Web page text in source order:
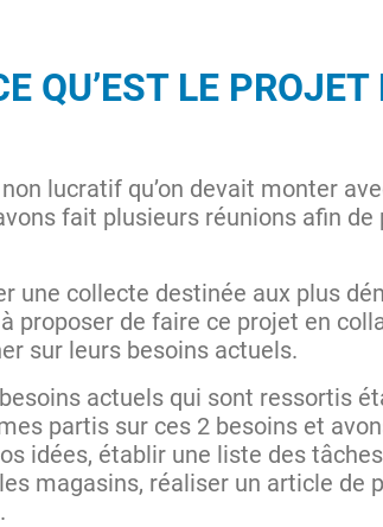
QU’EST LE PROJET
lucratif qu’on devait monter
fait plusieurs réunions afin
une collecte destinée aux plus
proposer de faire ce projet en
sur leurs besoins actuels.
actuels qui sont ressortis
partis sur ces 2 besoins et
idées, établir une liste des
magasins, réaliser un article de